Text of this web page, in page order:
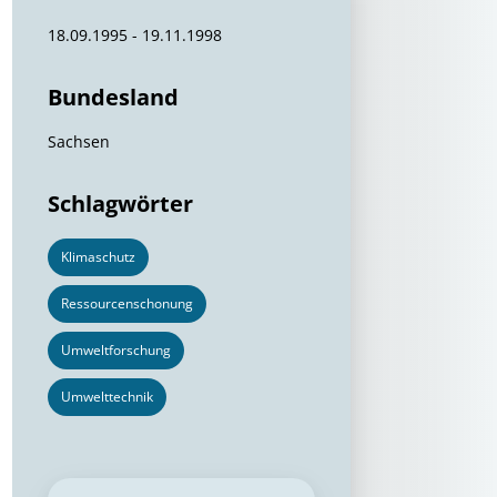
18.09.1995 - 19.11.1998
Bundesland
Sachsen
Schlagwörter
Klimaschutz
Ressourcenschonung
Umweltforschung
Umwelttechnik